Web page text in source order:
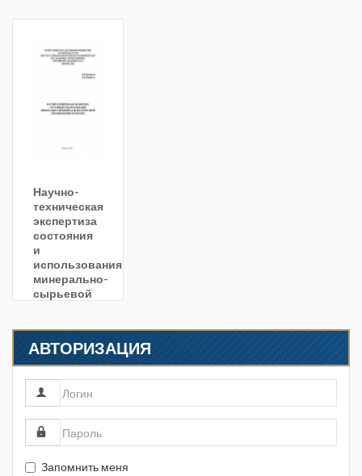
Научно-
техническая
экспертиза
состояния
и
использования
минерально-
сырьевой
России
АВТОРИЗАЦИЯ
Запомнить меня